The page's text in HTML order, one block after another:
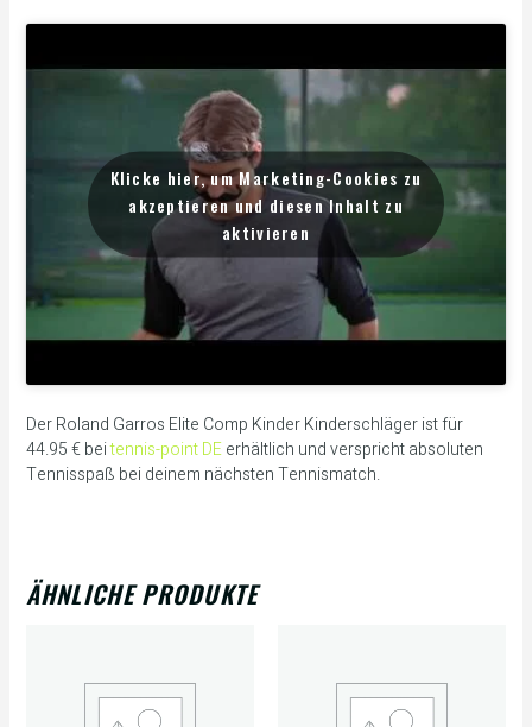
Klicke hier, um Marketing-Cookies zu
akzeptieren und diesen Inhalt zu
aktivieren
Der Roland Garros Elite Comp Kinder Kinderschläger ist für
44.95 € beitennis-point DEerhältlich und verspricht absoluten
Tennisspaß bei deinem nächsten Tennismatch.
ÄHNLICHE PRODUKTE